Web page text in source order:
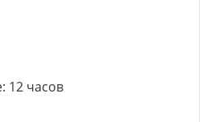
12 часов